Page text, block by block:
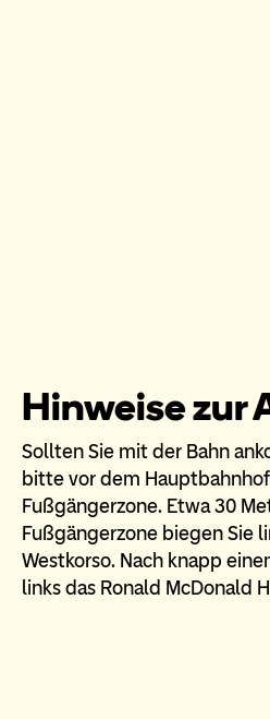
Hinweise zur
Sollten Sie mit der Bahn
bitte vor dem
Fußgängerzone. Etwa 30
Fußgängerzone biegen Sie
Westkorso. Nach knapp
links das Ronald McDonald